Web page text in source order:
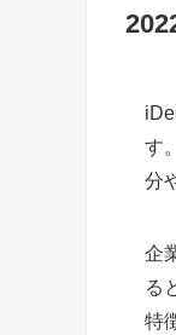
す
分
企
る
特